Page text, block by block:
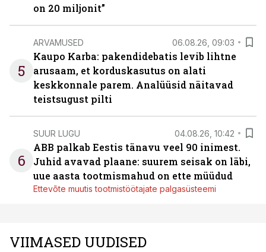
on 20 miljonit”
5
ARVAMUSED 06.08.26, 09:03
Kaupo Karba: pakendidebatis levib lihtne
arusaam, et korduskasutus on alati
keskkonnale parem. Analüüsid näitavad
teistsugust pilti
6
SUUR LUGU 04.08.26, 10:42
ABB palkab Eestis tänavu veel 90 inimest.
Juhid avavad plaane: suurem seisak on läbi,
uue aasta tootmismahud on ette müüdud
Ettevõte muutis tootmistöötajate palgasüsteemi
VIIMASED UUDISED